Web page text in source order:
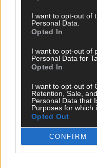
I want to opt-out of
Personal Data.
Opted In
I want to opt-out of
Personal Data for
Opted In
I want to opt-out of
Retention, Sale,
Personal Data that
Purposes for which
Opted Out
CONFIRM
SCHNELL ZUM RESSORT
Nachrichten
Ratgeber
Wissen
Kommentar
Streams & Storys